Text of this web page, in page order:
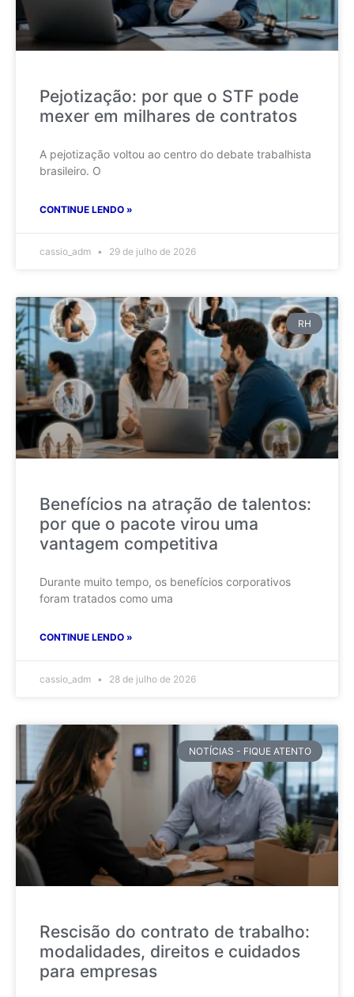
Pejotização: por que o STF pode
mexer em milhares de contratos
A pejotização voltou ao centro do debate trabalhista
brasileiro. O
CONTINUE LENDO »
cassio_adm 29 de julho de 2026
RH
Benefícios na atração de talentos:
por que o pacote virou uma
vantagem competitiva
Durante muito tempo, os benefícios corporativos
foram tratados como uma
CONTINUE LENDO »
cassio_adm 28 de julho de 2026
NOTÍCIAS - FIQUE ATENTO
Rescisão do contrato de trabalho:
modalidades, direitos e cuidados
para empresas